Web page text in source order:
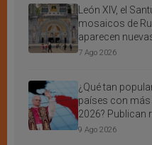
León XIV, el
mosaicos de
aparecen
7 Ago 2026
¿Qué tan
países con
2026? Publican
9 Ago 2026